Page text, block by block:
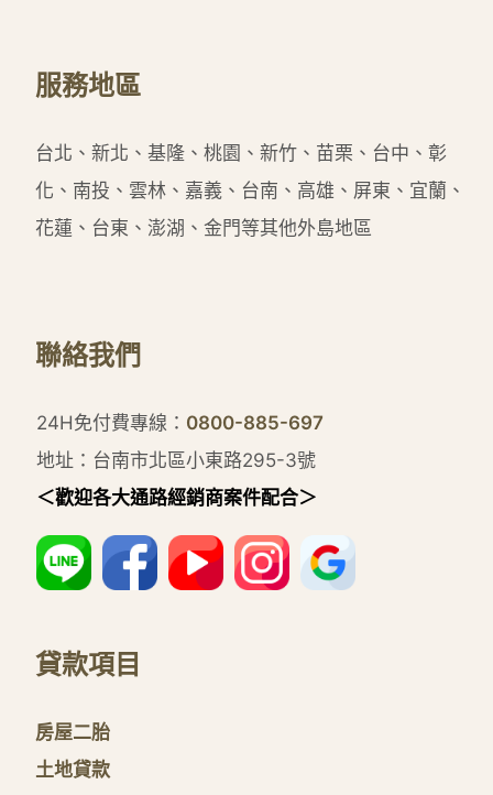
服務地區
台北、新北、基隆、桃園、新竹、苗栗、台中、彰
化、南投、雲林、嘉義、台南、高雄、屏東、宜蘭、
花蓮、台東、澎湖、金門等其他外島地區
聯絡我們
24H免付費專線： 0800-885-697
地址：台南市北區小東路295-3號
＜歡迎各大通路經銷商案件配合＞
貸款項目
房屋二胎
土地貸款